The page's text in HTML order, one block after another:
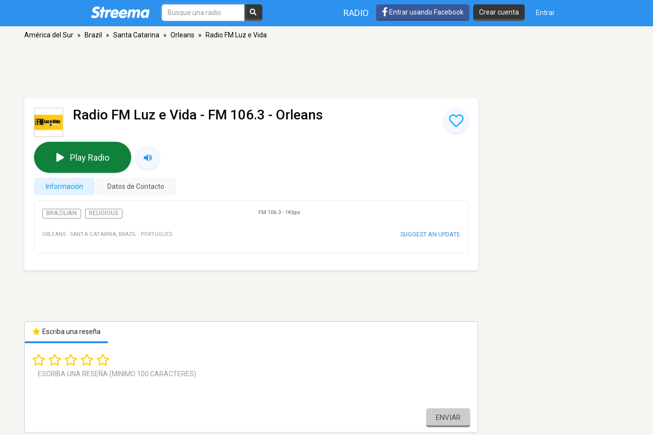
RADIO Entrar usando Facebook Crear cuenta Entrar
América del Sur » Brazil » Santa Catarina » Orleans » Radio FM Luz e Vida
Radio FM Luz e Vida - FM 106.3 - Orleans
Play Radio
Información Datos de Contacto
BRAZILIAN RELIGIOUS FM 106.3 - 1Kbps
ORLEANS · SANTA CATARINA, BRAZIL · PORTUGUÉS SUGGEST AN UPDATE
Escriba una reseña
ENVIAR